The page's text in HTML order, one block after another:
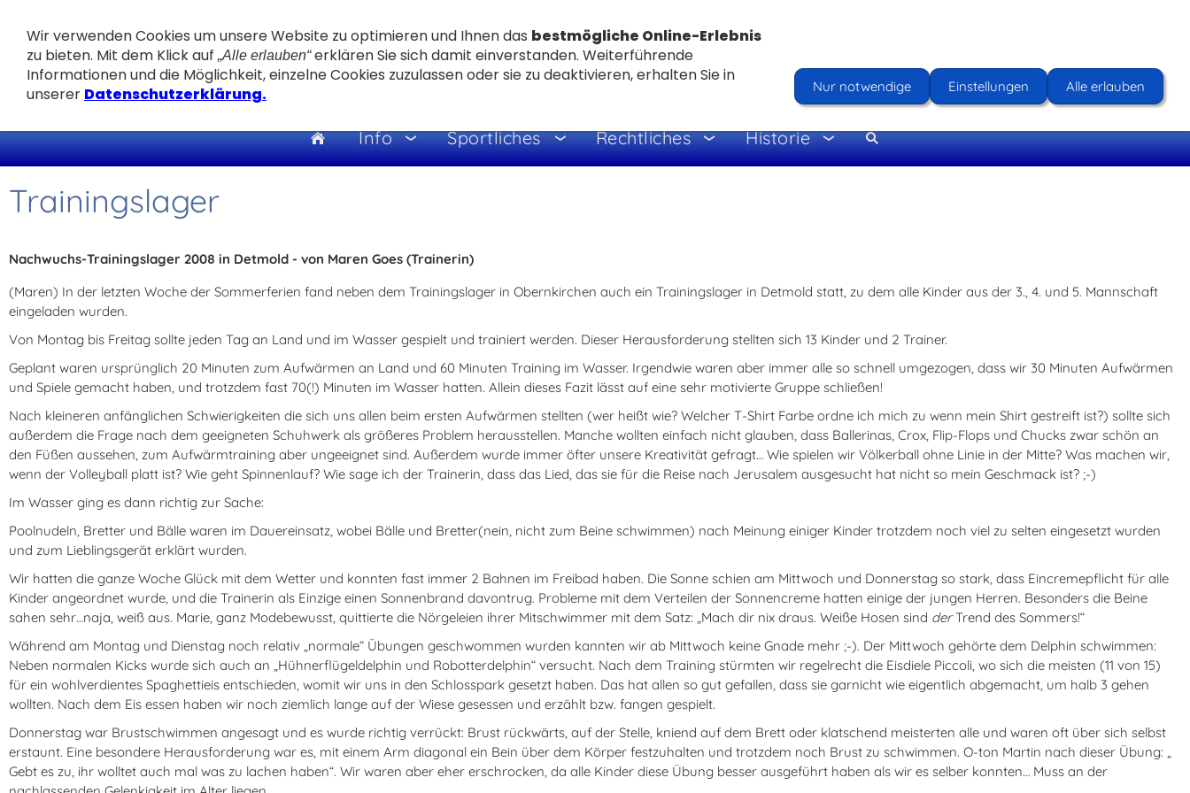
Info Sportliches Rechtliches Historie
Trainingslager
Nachwuchs-Trainingslager 2008 in Detmold - von Maren Goes (Trainerin)
(Maren) In der letzten Woche der Sommerferien fand neben dem Trainingslager in Obernkirchen auch ein Trainingslager in Detmold statt, zu dem alle Kinder aus der 3., 4. und 5. Mannschaft
eingeladen wurden.
Von Montag bis Freitag sollte jeden Tag an Land und im Wasser gespielt und trainiert werden. Dieser Herausforderung stellten sich 13 Kinder und 2 Trainer.
Geplant waren ursprünglich 20 Minuten zum Aufwärmen an Land und 60 Minuten Training im Wasser. Irgendwie waren aber immer alle so schnell umgezogen, dass wir 30 Minuten Aufwärmen
und Spiele gemacht haben, und trotzdem fast 70(!) Minuten im Wasser hatten. Allein dieses Fazit lässt auf eine sehr motivierte Gruppe schließen!
Nach kleineren anfänglichen Schwierigkeiten die sich uns allen beim ersten Aufwärmen stellten (wer heißt wie? Welcher T-Shirt Farbe ordne ich mich zu wenn mein Shirt gestreift ist?) sollte sich
außerdem die Frage nach dem geeigneten Schuhwerk als größeres Problem herausstellen. Manche wollten einfach nicht glauben, dass Ballerinas, Crox, Flip-Flops und Chucks zwar schön an
den Füßen aussehen, zum Aufwärmtraining aber ungeeignet sind. Außerdem wurde immer öfter unsere Kreativität gefragt… Wie spielen wir Völkerball ohne Linie in der Mitte? Was machen wir,
wenn der Volleyball platt ist? Wie geht Spinnenlauf? Wie sage ich der Trainerin, dass das Lied, das sie für die Reise nach Jerusalem ausgesucht hat nicht so mein Geschmack ist? ;-)
Im Wasser ging es dann richtig zur Sache:
Poolnudeln, Bretter und Bälle waren im Dauereinsatz, wobei Bälle und Bretter(nein, nicht zum Beine schwimmen) nach Meinung einiger Kinder trotzdem noch viel zu selten eingesetzt wurden
und zum Lieblingsgerät erklärt wurden.
Wir hatten die ganze Woche Glück mit dem Wetter und konnten fast immer 2 Bahnen im Freibad haben. Die Sonne schien am Mittwoch und Donnerstag so stark, dass Eincremepflicht für alle
Kinder angeordnet wurde, und die Trainerin als Einzige einen Sonnenbrand davontrug. Probleme mit dem Verteilen der Sonnencreme hatten einige der jungen Herren. Besonders die Beine
sahen sehr…naja, weiß aus. Marie, ganz Modebewusst, quittierte die Nörgeleien ihrer Mitschwimmer mit dem Satz: „Mach dir nix draus. Weiße Hosen sind derTrend des Sommers!“
Während am Montag und Dienstag noch relativ „normale“ Übungen geschwommen wurden kannten wir ab Mittwoch keine Gnade mehr ;-). Der Mittwoch gehörte dem Delphin schwimmen:
Neben normalen Kicks wurde sich auch an „Hühnerflügeldelphin und Robotterdelphin“ versucht. Nach dem Training stürmten wir regelrecht die Eisdiele Piccoli, wo sich die meisten (11 von 15)
für ein wohlverdientes Spaghettieis entschieden, womit wir uns in den Schlosspark gesetzt haben. Das hat allen so gut gefallen, dass sie garnicht wie eigentlich abgemacht, um halb 3 gehen
wollten. Nach dem Eis essen haben wir noch ziemlich lange auf der Wiese gesessen und erzählt bzw. fangen gespielt.
Donnerstag war Brustschwimmen angesagt und es wurde richtig verrückt: Brust rückwärts, auf der Stelle, kniend auf dem Brett oder klatschend meisterten alle und waren oft über sich selbst
erstaunt. Eine besondere Herausforderung war es, mit einem Arm diagonal ein Bein über dem Körper festzuhalten und trotzdem noch Brust zu schwimmen. O-ton Martin nach dieser Übung: „
Gebt es zu, ihr wolltet auch mal was zu lachen haben“. Wir waren aber eher erschrocken, da alle Kinder diese Übung besser ausgeführt haben als wir es selber konnten… Muss an der
Wir verwenden Cookies um unsere Website zu optimieren und Ihnen das bestmögliche Online-Erlebnis
zu bieten. Mit dem Klick auf „Alle erlauben“erklären Sie sich damit einverstanden. Weiterführende
Informationen und die Möglichkeit, einzelne Cookies zuzulassen oder sie zu deaktivieren, erhalten Sie in
unserer Datenschutzerklärung. Nur notwendige Einstellungen Alle erlauben